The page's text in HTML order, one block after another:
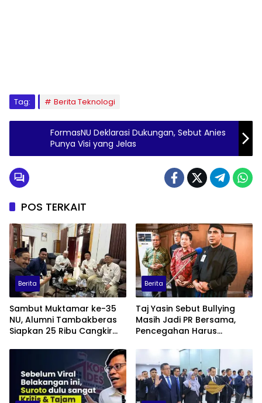
Tag: Berita Teknologi
FormasNU Deklarasi Dukungan, Sebut Anies
Punya Visi yang Jelas
POS TERKAIT
Berita
Sambut Muktamar ke-35
NU, Alumni Tambakberas
Siapkan 25 Ribu Cangkir
Berita
Taj Yasin Sebut Bullying
Masih Jadi PR Bersama,
Pencegahan Harus
Pesantren